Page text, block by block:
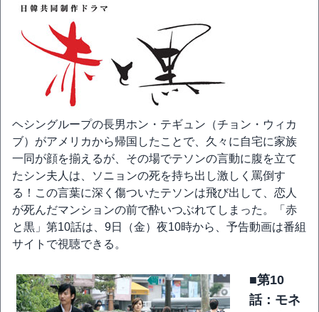
ヘシングループの長男ホン・テギュン（チョン・ウィカ
ブ）がアメリカから帰国したことで、久々に自宅に家族
一同が顔を揃えるが、その場でテソンの言動に腹を立て
たシン夫人は、ソニョンの死を持ち出し激しく罵倒す
る！この言葉に深く傷ついたテソンは飛び出して、恋人
が死んだマンションの前で酔いつぶれてしまった。「赤
と黒」第10話は、9日（金）夜10時から、予告動画は番組
サイトで視聴できる。
■第10
話：モネ